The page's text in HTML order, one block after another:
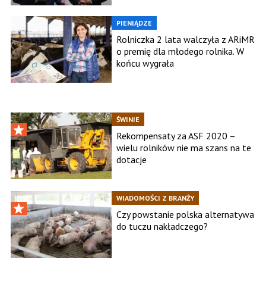
PIENIĄDZE
Rolniczka 2 lata walczyła z ARiMR
o premię dla młodego rolnika. W
końcu wygrała
ŚWINIE
Rekompensaty za ASF 2020 –
wielu rolników nie ma szans na te
dotacje
WIADOMOŚCI Z BRANŻY
Czy powstanie polska alternatywa
do tuczu nakładczego?